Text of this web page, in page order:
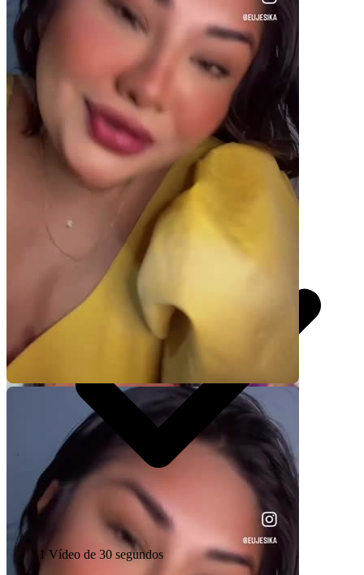
Video Player is loading.
Play Video
Pacotes UGC
Você recebe o arquivo para usar em qualquer canal.
30 segundos
1 Vídeo de 30 segundos